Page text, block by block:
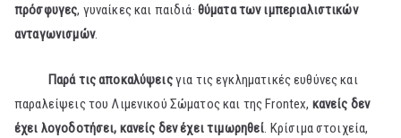
πρόσφυγες, γυναίκες και παιδιά· θύματα των ιμπεριαλιστικών
ανταγωνισμών.
Παρά τις αποκαλύψειςγια τις εγκληματικές ευθύνες και
παραλείψεις του Λιμενικού Σώματος και της Frontex, κανείς δεν
έχει λογοδοτήσει, κανείς δεν έχει τιμωρηθεί. Κρίσιμα στοιχεία,